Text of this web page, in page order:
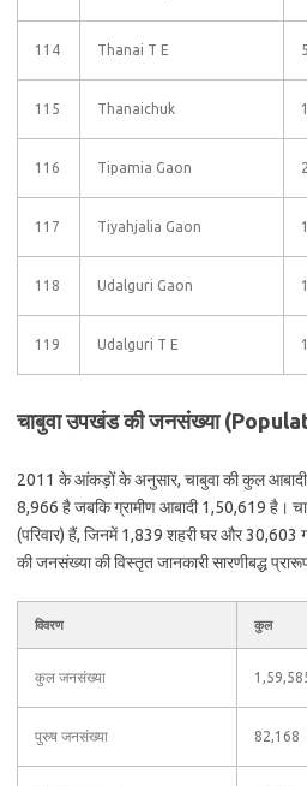
114 Thanai T E
115 Thanaichuk
116 Tipamia Gaon
117 Tiyahjalia Gaon
118 Udalguri Gaon
119 Udalguri T E
चाबुवा उपखंड की जनसंख्या
2011 के आंकड़ों के अनुसार, चाबुवा की कुल
8,966 है जबकि ग्रामीण आबादी 1,50,619 है।
(परिवार) हैं, जिनमें 1,839 शहरी घर और 30,603
की जनसंख्या की विस्तृत जानकारी सारणीबद्ध
विवरण कुल
कुल जनसंख्या
पुरुष जनसंख्या 82,168